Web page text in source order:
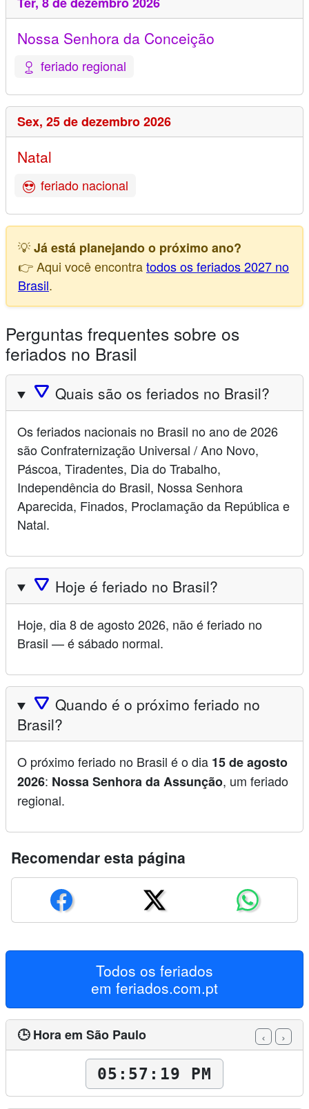
Nossa Senhora da Conceição
feriado regional
Sex, 25 de dezembro 2026
Natal
feriado nacional
💡Já está planejando o próximo ano?
👉 Aqui você encontratodos os feriados 2027 no
Brasil.
Perguntas frequentes sobre os
feriados no Brasil
🛆 Quais são os feriados no Brasil?
Os feriados nacionais no Brasil no ano de 2026
são Confraternização Universal / Ano Novo,
Páscoa, Tiradentes, Dia do Trabalho,
Independência do Brasil, Nossa Senhora
Aparecida, Finados, Proclamação da República e
Natal.
🛆 Hoje é feriado no Brasil?
Hoje, dia 8 de agosto 2026, não é feriado no
Brasil — é sábado normal.
🛆 Quando é o próximo feriado no
Brasil?
O próximo feriado no Brasil é o dia 15 de agosto
2026: Nossa Senhora da Assunção, um feriado
regional.
Recomendar esta página
Todos os feriados
em feriados.com.pt
🕒 Hora em São Paulo ‹ ›
05:57:20 PM